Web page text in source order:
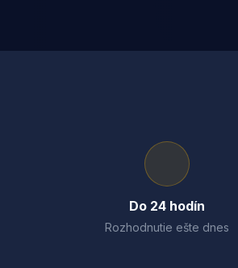
Do 24 hodín
Rozhodnutie ešte dnes